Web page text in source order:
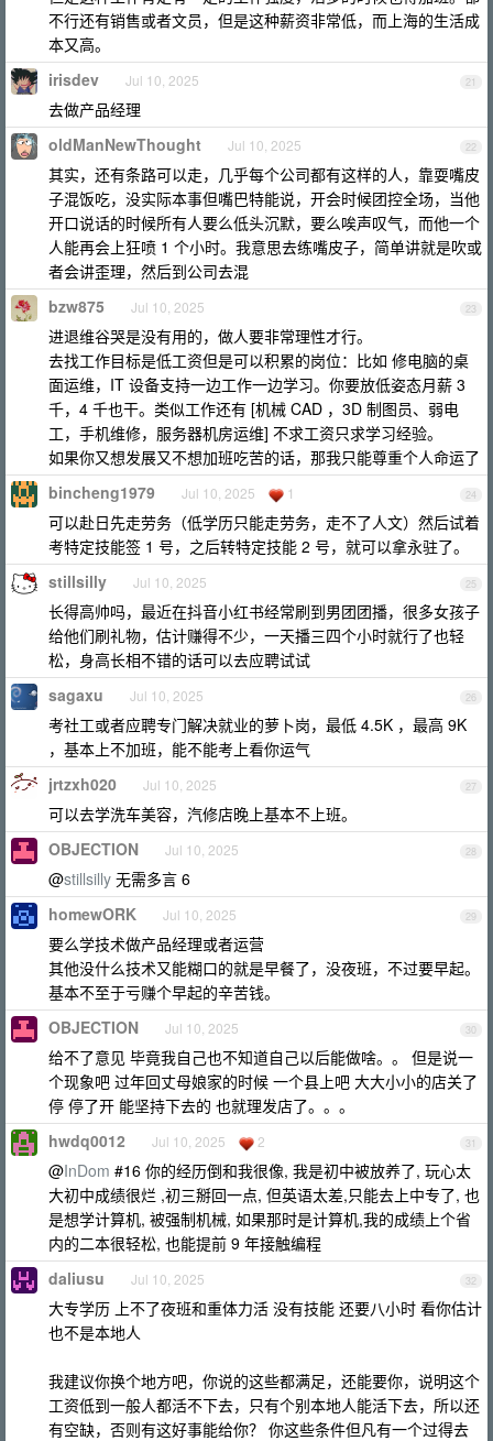
不行还有销售或者文员，但是这种薪资非常低，而上海的生活成
本又高。
21
irisdev Jul 10, 2025
去做产品经理
22
oldManNewThought Jul 10, 2025
其实，还有条路可以走，几乎每个公司都有这样的人，靠耍嘴皮
子混饭吃，没实际本事但嘴巴特能说，开会时候团控全场，当他
开口说话的时候所有人要么低头沉默，要么唉声叹气，而他一个
人能再会上狂喷 1 个小时。我意思去练嘴皮子，简单讲就是吹或
者会讲歪理，然后到公司去混
23
bzw875 Jul 10, 2025
进退维谷哭是没有用的，做人要非常理性才行。
去找工作目标是低工资但是可以积累的岗位：比如 修电脑的桌
面运维，IT 设备支持一边工作一边学习。你要放低姿态月薪 3
千，4 千也干。类似工作还有 [机械 CAD ，3D 制图员、弱电
工，手机维修，服务器机房运维] 不求工资只求学习经验。
如果你又想发展又不想加班吃苦的话，那我只能尊重个人命运了
24
bincheng1979 Jul 10, 2025 1
可以赴日先走劳务（低学历只能走劳务，走不了人文）然后试着
考特定技能签 1 号，之后转特定技能 2 号，就可以拿永驻了。
25
stillsilly Jul 10, 2025
长得高帅吗，最近在抖音小红书经常刷到男团团播，很多女孩子
给他们刷礼物，估计赚得不少，一天播三四个小时就行了也轻
松，身高长相不错的话可以去应聘试试
26
sagaxu Jul 10, 2025
考社工或者应聘专门解决就业的萝卜岗，最低 4.5K ，最高 9K
，基本上不加班，能不能考上看你运气
27
jrtzxh020 Jul 10, 2025
可以去学洗车美容，汽修店晚上基本不上班。
28
OBJECTION Jul 10, 2025
@stillsilly 无需多言 6
29
homewORK Jul 10, 2025
要么学技术做产品经理或者运营
其他没什么技术又能糊口的就是早餐了，没夜班，不过要早起。
基本不至于亏赚个早起的辛苦钱。
30
OBJECTION Jul 10, 2025
给不了意见 毕竟我自己也不知道自己以后能做啥。。 但是说一
个现象吧 过年回丈母娘家的时候 一个县上吧 大大小小的店关了
停 停了开 能坚持下去的 也就理发店了。。。
31
hwdq0012 Jul 10, 2025 2
@InDom #16 你的经历倒和我很像, 我是初中被放养了, 玩心太
大初中成绩很烂 ,初三掰回一点, 但英语太差,只能去上中专了, 也
是想学计算机, 被强制机械, 如果那时是计算机,我的成绩上个省
内的二本很轻松, 也能提前 9 年接触编程
32
daliusu Jul 10, 2025
大专学历 上不了夜班和重体力活 没有技能 还要八小时 看你估计
也不是本地人
我建议你换个地方吧，你说的这些都满足，还能要你，说明这个
工资低到一般人都活不下去，只有个别本地人能活下去，所以还
有空缺，否则有这好事能给你？ 你这些条件但凡有一个过得去